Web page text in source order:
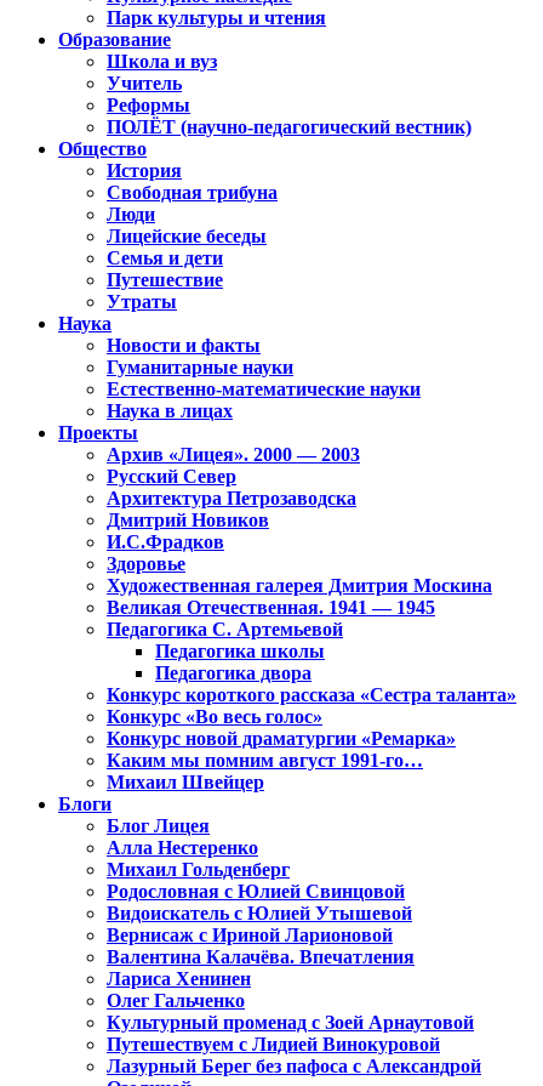
Парк культуры и чтения
Образование
Школа и вуз
Учитель
Реформы
ПОЛЁТ (научно-педагогический вестник)
Общество
История
Свободная трибуна
Люди
Лицейские беседы
Семья и дети
Путешествие
Утраты
Наука
Новости и факты
Гуманитарные науки
Естественно-математические науки
Наука в лицах
Проекты
Архив «Лицея». 2000 — 2003
Русский Север
Архитектура Петрозаводска
Дмитрий Новиков
И.С.Фрадков
Здоровье
Художественная галерея Дмитрия Москина
Великая Отечественная. 1941 — 1945
Педагогика С. Артемьевой
Педагогика школы
Педагогика двора
Конкурс короткого рассказа «Сестра таланта»
Конкурс «Во весь голос»
Конкурс новой драматургии «Ремарка»
Каким мы помним август 1991-го…
Михаил Швейцер
Блоги
Блог Лицея
Алла Нестеренко
Михаил Гольденберг
Родословная с Юлией Свинцовой
Видоискатель с Юлией Утышевой
Вернисаж с Ириной Ларионовой
Валентина Калачёва. Впечатления
Лариса Хенинен
Олег Гальченко
Культурный променад с Зоей Арнаутовой
Путешествуем с Лидией Винокуровой
Лазурный Берег без пафоса с Александрой